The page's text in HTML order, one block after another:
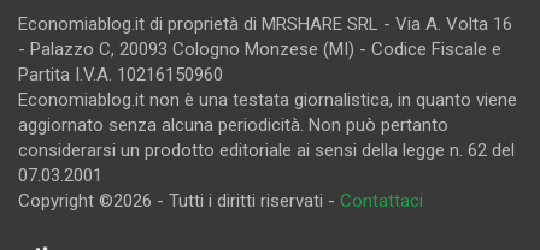
Economiablog.it di proprietà di MRSHARE SRL - Via A. Volta 16
- Palazzo C, 20093 Cologno Monzese (MI) - Codice Fiscale e
Partita I.V.A. 10216150960
Economiablog.it non è una testata giornalistica, in quanto viene
aggiornato senza alcuna periodicità. Non può pertanto
considerarsi un prodotto editoriale ai sensi della legge n. 62 del
07.03.2001
Copyright ©2026 - Tutti i diritti riservati - Contattaci